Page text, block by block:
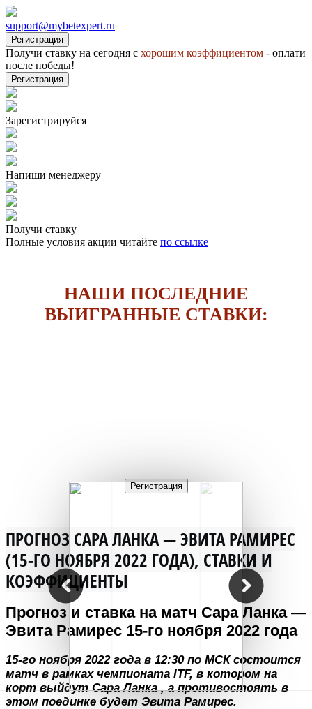
support@mybetexpert.ru
Регистрация
Получи ставку на сегодня с хорошим коэффициентом - оплати
после победы!
Регистрация
Зарегистрируйся
Напиши менеджеру
Получи ставку
Полные условия акции читайте по ссылке
НАШИ ПОСЛЕДНИЕ
ВЫИГРАННЫЕ СТАВКИ:
Регистрация
ПРОГНОЗ САРА ЛАНКА — ЭВИТА РАМИРЕС
(15-ГО НОЯБРЯ 2022 ГОДА), СТАВКИ И
КОЭФФИЦИЕНТЫ
Прогноз и ставка на матч Сара Ланка —
Эвита Рамирес 15-го ноября 2022 года
15-го ноября 2022 года в 12:30 по МСК состоится
матч в рамках чемпионата ITF, в котором на
корт выйдут Сара Ланка , а противостоять в
этом поединке будет Эвита Рамирес.